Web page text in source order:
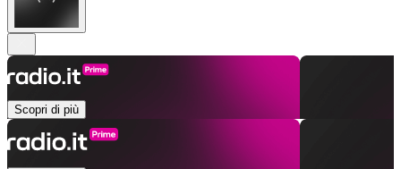
Scopri di più